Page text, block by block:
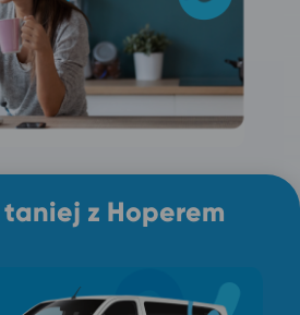
z Hoperem